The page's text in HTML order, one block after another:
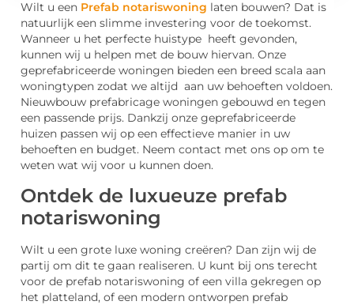
Wilt u een Prefab notariswoning laten bouwen? Dat is
natuurlijk een slimme investering voor de toekomst.
Wanneer u het perfecte huistype heeft gevonden,
kunnen wij u helpen met de bouw hiervan. Onze
geprefabriceerde woningen bieden een breed scala aan
woningtypen zodat we altijd aan uw behoeften voldoen.
Nieuwbouw prefabricage woningen gebouwd en tegen
een passende prijs. Dankzij onze geprefabriceerde
huizen passen wij op een effectieve manier in uw
behoeften en budget. Neem contact met ons op om te
weten wat wij voor u kunnen doen.
Ontdek de luxueuze prefab
notariswoning
Wilt u een grote luxe woning creëren? Dan zijn wij de
partij om dit te gaan realiseren. U kunt bij ons terecht
voor de prefab notariswoning of een villa gekregen op
het platteland, of een modern ontworpen prefab